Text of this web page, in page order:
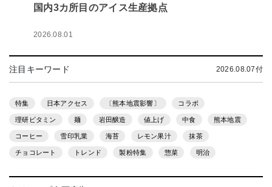
国内3カ所目のアイス生産拠点
2026.08.01
注目キーワード 2026.08.07付
特集 日本アクセス 〔熊本地震影響〕 コラボ
理研ビタミン 麺 岩田醸造 値上げ 中食 熊本地震
コーヒー 雪印乳業 海苔 レモン果汁 抹茶
チョコレート トレンド 製粉特集 惣菜 明治